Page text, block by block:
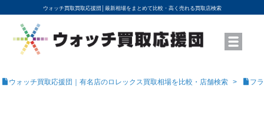
ウォッチ買取買取応援団│ 最新相場をまとめて比較・高く売れる買取店検索
YouTubeで動画を公開中
ROLEXモデル名から買取相場を調べる
高級時計ブランド名から買取相場を調べる
地域から買取店を探す
店舗名から買取店を探す
ブランド時計を高く売る方法
買取査定を依頼する
ウォッチ買取応援団｜有名店のロレックス買取相場を比較・店舗検索 フ